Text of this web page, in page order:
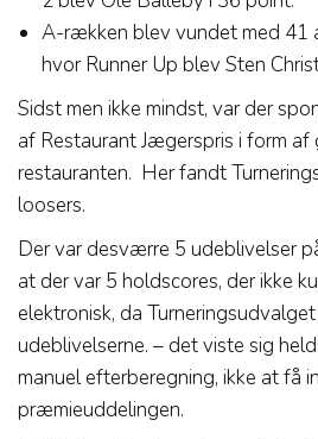
A-rækken blev vundet med 41
hvor Runner Up blev Sten
Sidst men ikke mindst, var der
af Restaurant Jægerspris i form
restauranten. Her fandt
loosers.
Der var desværre 5 udeblivelser
at der var 5 holdscores, der ikke
elektronisk, da
udeblivelserne. – det viste sig
manuel efterberegning, ikke at få
præmieuddelingen.